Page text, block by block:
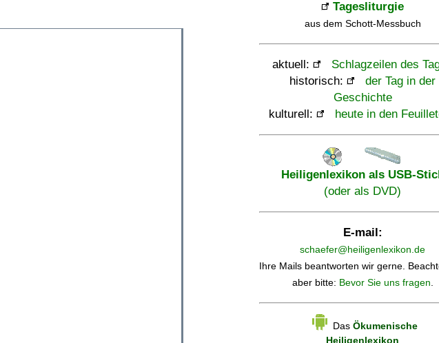
Tagesliturgie
aus dem Schott-Messbuch
aktuell:
Schlagzeilen des
historisch:
der Tag in der
Geschichte
kulturell:
heute in den
Heiligenlexikon als USB-
(oder als DVD)
E-mail:
schaefer@heiligenlexikon.de
Ihre Mails beantworten wir gerne.
aber bitte: Bevor Sie uns fragen.
Das Ökumenische
Heiligenlexikon